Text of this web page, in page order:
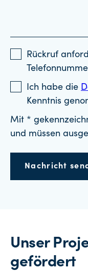
Rückruf
Ich habe die
Kenntnis
Mit *
und müssen
Nachricht
Unser
gefördert